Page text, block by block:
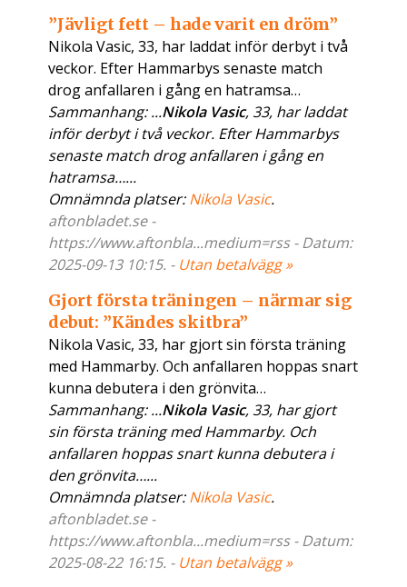
”Jävligt fett – hade varit en dröm”
Nikola Vasic, 33, har laddat inför derbyt i två
veckor. Efter Hammarbys senaste match
drog anfallaren i gång en hatramsa…
Sammanhang: ...Nikola Vasic, 33, har laddat
inför derbyt i två veckor. Efter Hammarbys
senaste match drog anfallaren i gång en
hatramsa…...
Omnämnda platser:Nikola Vasic.
aftonbladet.se -
https://www.aftonbla...medium=rss - Datum:
2025-09-13 10:15. - Utan betalvägg »
Gjort första träningen – närmar sig
debut: ”Kändes skitbra”
Nikola Vasic, 33, har gjort sin första träning
med Hammarby. Och anfallaren hoppas snart
kunna debutera i den grönvita…
Sammanhang: ...Nikola Vasic, 33, har gjort
sin första träning med Hammarby. Och
anfallaren hoppas snart kunna debutera i
den grönvita…...
Omnämnda platser:Nikola Vasic.
aftonbladet.se -
https://www.aftonbla...medium=rss - Datum:
2025-08-22 16:15. - Utan betalvägg »